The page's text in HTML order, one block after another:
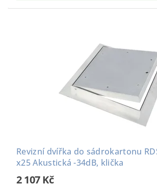
Revizní dvířka do sádrokartonu
x25 Akustická -34dB, klička
2 107 Kč